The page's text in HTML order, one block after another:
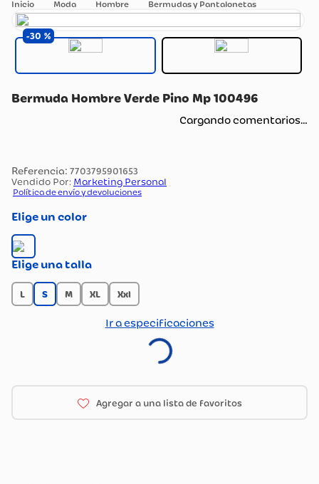
Moda Hombre Bermudas y Pantalonetas
30
Bermuda Hombre Verde Pino Mp 100496
Cargando comentarios…
: 7703795901653
Vendido Por: Marketing Personal
Política de envío y devoluciones
color
talla
L S M XL Xxl
Ir a especificaciones